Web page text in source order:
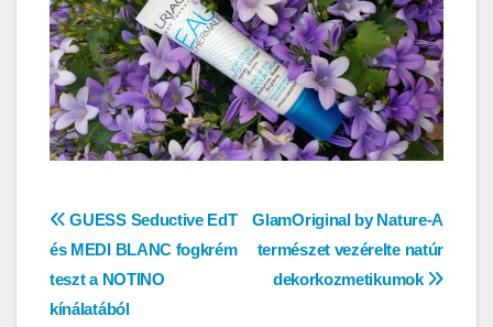
Bejegyzés
navigáció
GlamOriginal by Nature-A
természet vezérelte natúr
dekorkozmetikumok
GUESS Seductive EdT
és MEDI BLANC fogkrém
teszt a NOTINO
kínálatából